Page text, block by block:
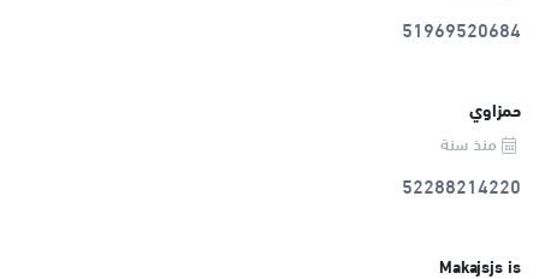
51969520684
حمزاوي
منذ سنة
52288214220
Makajsjs is